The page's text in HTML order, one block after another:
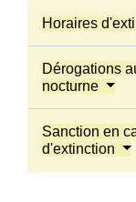
Horaires
Dérogations
nocturne
Sanction en
d'extinction